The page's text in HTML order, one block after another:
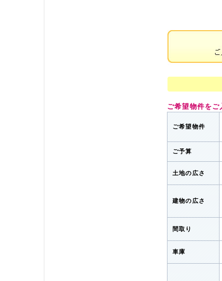
ご希望物件を
ご希望物件
ご予算
土地の広さ
建物の広さ
間取り
車庫